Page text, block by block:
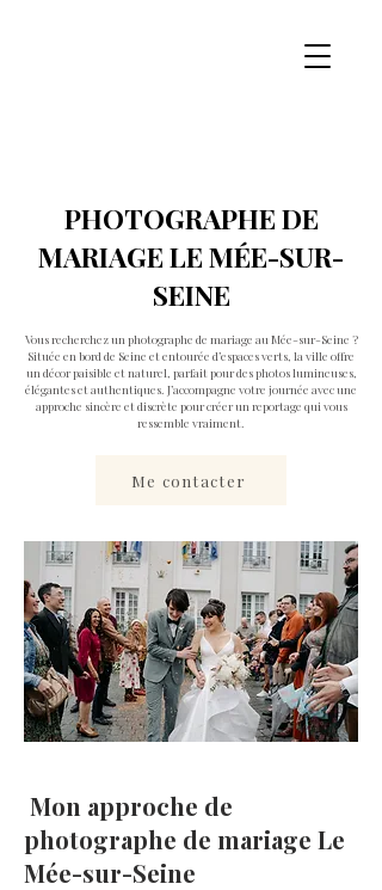
PHOTOGRAPHE DE
MARIAGE LE MÉE-SUR-
SEINE
Vous recherchez un photographe de mariage au Mée-sur-Seine ?
Située en bord de Seine et entourée d’espaces verts, la ville offre
un décor paisible et naturel, parfait pour des photos lumineuses,
élégantes et authentiques. J’accompagne votre journée avec une
approche sincère et discrète pour créer un reportage qui vous
ressemble vraiment.
Me contacter
Mon approche de
photographe de mariage Le
Mée-sur-Seine